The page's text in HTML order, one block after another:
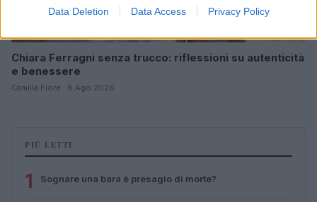
Data Deletion Data Access Privacy Policy
Chiara Ferragni senza trucco: riflessioni su autenticità
e benessere
Camilla Fiore · 8 Ago 2026
PIÙ LETTI
1 Sognare una bara è presagio di morte?